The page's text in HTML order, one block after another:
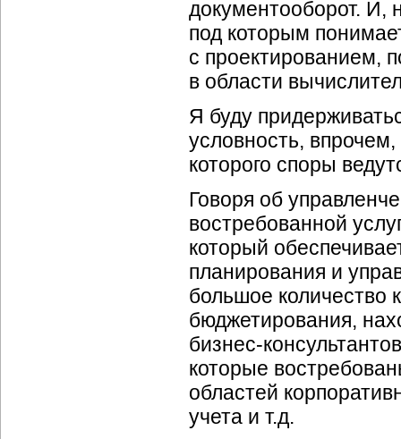
документооборот. И,
под которым
с проектированием,
в области
Я буду
условность,
которого споры
Говоря об
востребованной
который
планирования и
большое количество
бюджетирования,
бизнес-
которые
областей
учета и т.д.